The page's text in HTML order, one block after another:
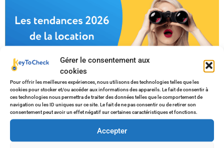
Gérer le consentement aux
cookies
Pour offrir les meilleures expériences, nous utilisons des technologies telles que les
cookies pour stocker et/ou accéder aux informations des appareils. Le fait de consentir à
ces technologies nous permettra de traiter des données telles que le comportement de
navigation ou les ID uniques sur ce site. Le fait de ne pas consentir ou de retirer son
consentement peut avoir un effet négatif sur certaines caractéristiques et fonctions.
Accepter
Quelles sont les tendances 2026 de la location courte
durée ? Que cherchent les voyageurs et comment répondre